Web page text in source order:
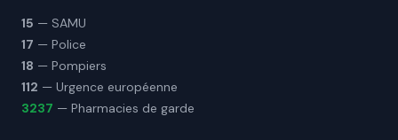
15 — SAMU
17 — Police
18 — Pompiers
112 — Urgence européenne
3237 — Pharmacies de garde